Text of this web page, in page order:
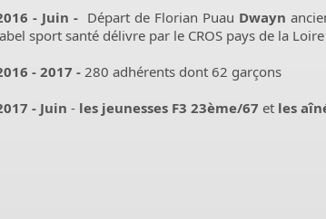
- Juin - Départ de Florian Puau Dwayn
sport santé délivre par le CROS pays de la Loire
- 2017 - 280 adhérents dont 62 garçons
- Juin - les jeunesses F3 23ème/67 et les